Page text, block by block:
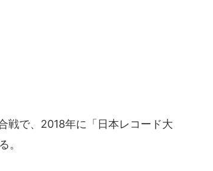
で、2018年に「日本レコード大
。